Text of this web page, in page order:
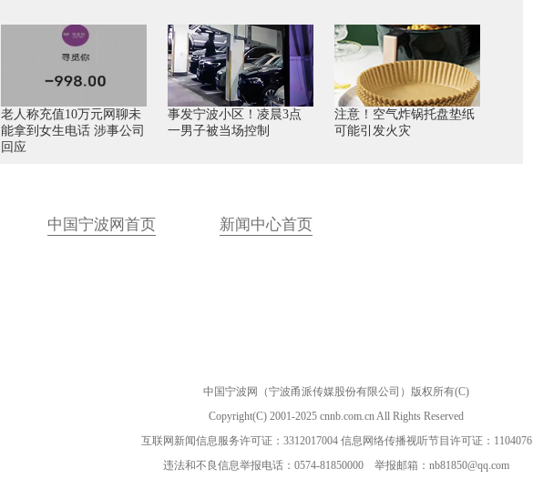
老人称充值10万元网聊未
能拿到女生电话 涉事公司
回应
事发宁波小区！凌晨3点
一男子被当场控制
注意！空气炸锅托盘垫纸
可能引发火灾
中国宁波网首页 新闻中心首页
中国宁波网（宁波甬派传媒股份有限公司）版权所有(C)
Copyright(C) 2001-2025 cnnb.com.cn All Rights Reserved
互联网新闻信息服务许可证：3312017004 信息网络传播视听节目许可证：1104076
违法和不良信息举报电话：0574-81850000 举报邮箱：nb81850@qq.com